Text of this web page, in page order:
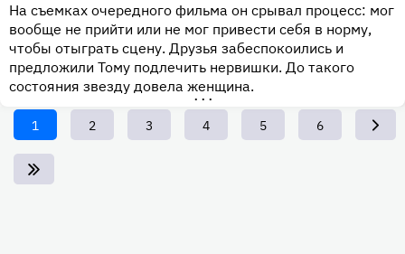
На съемках очередного фильма он срывал процесс: мог
вообще не прийти или не мог привести себя в норму,
чтобы отыграть сцену. Друзья забеспокоились и
предложили Тому подлечить нервишки. До такого
состояния звезду довела женщина.
•••
Текущая
страница
1 Page
2 Page
3 Page
4 Page
5 Page
6